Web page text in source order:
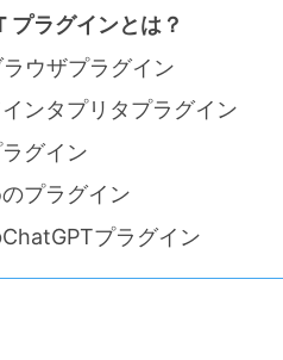
プラグインとは？
ウザプラグイン
ンタプリタプラグイン
グイン
プラグイン
プラグイン